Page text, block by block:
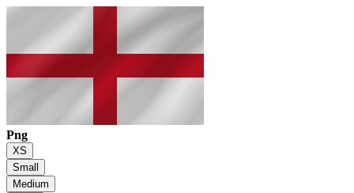
Png
XS
Small
Medium